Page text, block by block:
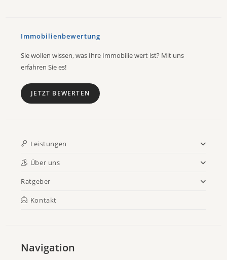
Immobilienbewertung
Sie wollen wissen, was Ihre Immobilie wert ist? Mit uns
erfahren Sie es!
JETZT BEWERTEN
Leistungen
Über uns
Ratgeber
Kontakt
Navigation